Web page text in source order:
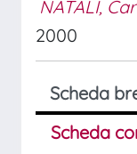
NATALI,
2000
Scheda
Scheda